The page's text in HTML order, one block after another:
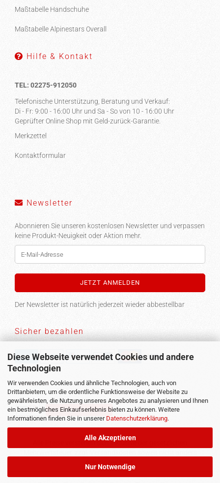
Diese Webseite verwendet Cookies und andere
Technologien
Wir verwenden Cookies und ähnliche Technologien, auch von
Drittanbietern, um die ordentliche Funktionsweise der Website zu
gewährleisten, die Nutzung unseres Angebotes zu analysieren und Ihnen
ein bestmögliches Einkaufserlebnis bieten zu können. Weitere
Informationen finden Sie in unserer Datenschutzerklärung.
Alle Akzeptieren
Nur Notwendige
Maßtabelle Handschuhe
Maßtabelle Alpinestars Overall
Hilfe & Kontakt
TEL: 02275-912050
Telefonische Unterstützung, Beratung und Verkauf:
Di - Fr: 9:00 - 16:00 Uhr und Sa - So von 10 - 16:00 Uhr
Geprüfter Online Shop mit Geld-zurück-Garantie.
Merkzettel
Kontaktformular
Newsletter
Abonnieren Sie unseren kostenlosen Newsletter und verpassen
keine Produkt-Neuigkeit oder Aktion mehr.
Der Newsletter ist natürlich jederzeit wieder abbestellbar
Sicher bezahlen
Versand
Vertrag widerrufen
Alle Preise verstehen sich inklusive der gesetzlichen
gekennzeichnet.